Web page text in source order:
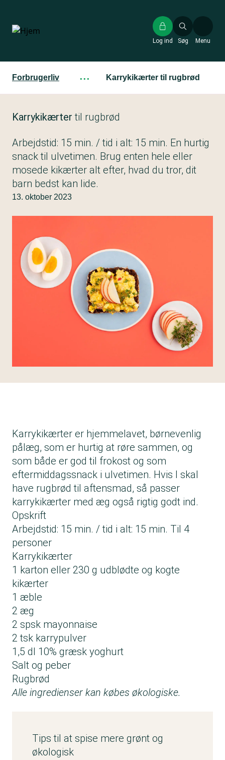
hovedindhold
Søg
Log ind Menu
Forbrugerliv ··· Karrykikærter til rugbrød
Karrykikærtertil rugbrød
Arbejdstid: 15 min. / tid i alt: 15 min. En hurtig
snack til ulvetimen. Brug enten hele eller
mosede kikærter alt efter, hvad du tror, dit
barn bedst kan lide.
13. oktober 2023
Karrykikærter er hjemmelavet, børnevenlig
pålæg, som er hurtig at røre sammen, og
som både er god til frokost og som
eftermiddagssnack i ulvetimen. Hvis I skal
have rugbrød til aftensmad, så passer
karrykikærter med æg også rigtig godt ind.
Opskrift
Arbejdstid: 15 min. / tid i alt: 15 min. Til 4
personer
Karrykikærter
1 karton eller 230 g udblødte og kogte
kikærter
1 æble
2 æg
2 spsk mayonnaise
2 tsk karrypulver
1,5 dl 10% græsk yoghurt
Salt og peber
Rugbrød
Alle ingredienser kan købes økologiske.
Tips til at spise mere grønt og
økologisk